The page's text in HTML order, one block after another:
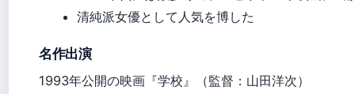
清純派女優として人気を博した
名作出演
1993年公開の映画『学校』（監督：山田洋次）